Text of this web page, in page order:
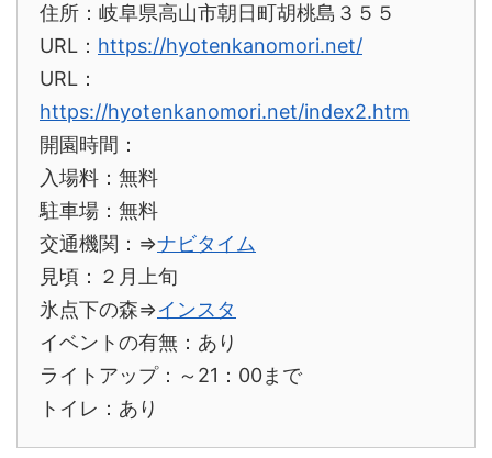
住所： 岐阜県高山市朝日町胡桃島３５５
URL： https://hyotenkanomori.net/
URL：
https://hyotenkanomori.net/index2.htm
開園時間：
入場料：無料
駐車場：無料
交通機関：⇒ナビタイム
見頃：２月上旬
氷点下の森⇒インスタ
イベントの有無：あり
ライトアップ：～21：00まで
トイレ：あり